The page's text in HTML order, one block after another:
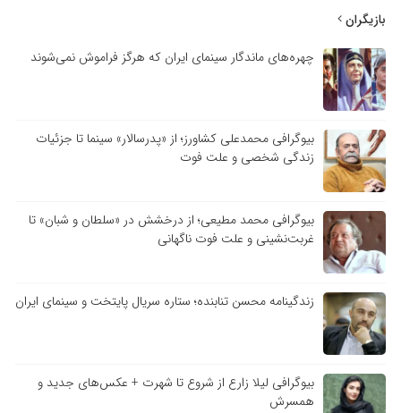
بازیگران
چهره‌های ماندگار سینمای ایران که هرگز فراموش نمی‌شوند
بیوگرافی محمدعلی کشاورز؛ از «پدرسالار» سینما تا جزئیات
زندگی شخصی و علت فوت
بیوگرافی محمد مطیعی؛ از درخشش در «سلطان و شبان» تا
غربت‌نشینی و علت فوت ناگهانی
زندگینامه محسن تنابنده؛ ستاره سریال پایتخت و سینمای ایران
بیوگرافی لیلا زارع از شروع تا شهرت + عکس‌های جدید و
همسرش